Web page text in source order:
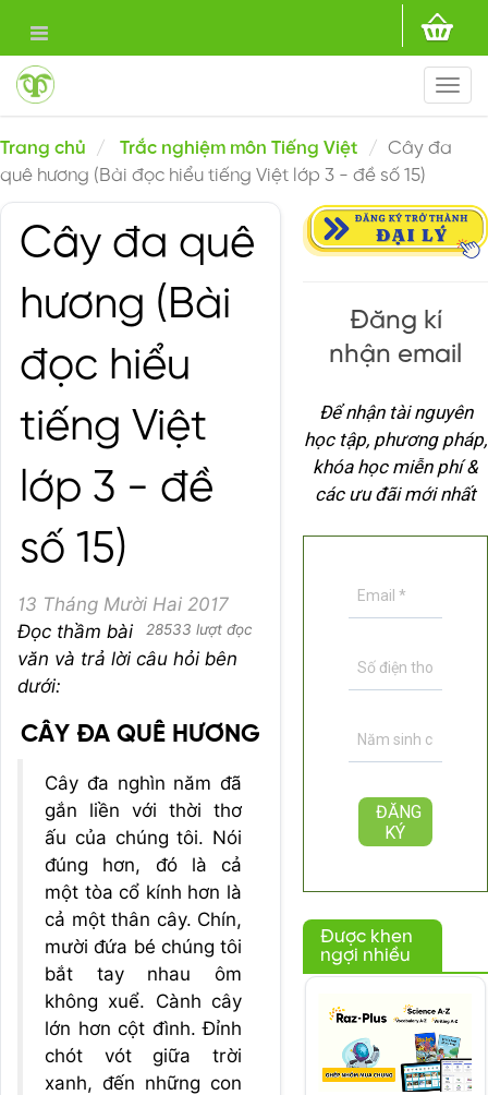
Trang chủ Trắc nghiệm môn Tiếng Việt
Cây đa
quê hương (Bài đọc hiểu tiếng Việt lớp 3 - đề số 15)
Cây đa quê
hương (Bài
đọc hiểu
tiếng Việt
lớp 3 - đề
số 15)
13 Tháng Mười Hai 2017
28533 lượt đọc
Đọc thầm bài
văn và trả lời câu hỏi bên
dưới:
CÂY ĐA QUÊ HƯƠNG
Cây đa nghìn năm đã
gắn liền với thời thơ
ấu của chúng tôi. Nói
đúng hơn, đó là cả
một tòa cổ kính hơn là
cả một thân cây. Chín,
mười đứa bé chúng tôi
bắt tay nhau ôm
không xuể. Cành cây
lớn hơn cột đình. Đỉnh
chót vót giữa trời
xanh, đến những con
Đăng kí
nhận email
Để nhận tài nguyên
học tập, phương pháp,
khóa học miễn phí &
các ưu đãi mới nhất
Được khen
ngợi nhiều